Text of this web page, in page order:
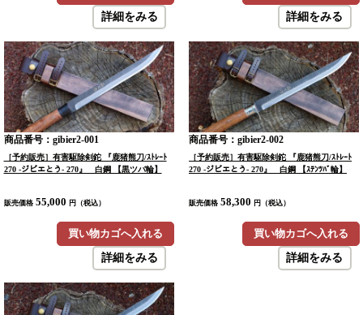
詳細をみる
詳細をみる
商品番号：gibier2-001
［予約販売］有害駆除剣鉈 『鹿猪熊刀/ｽﾄﾚｰﾄ
270 -ジビエとう- 270』 白鋼 【黒ツバ輪】
販売価格 55,000 円（税込）
買い物カゴへ入れる
詳細をみる
商品番号：gibier2-002
［予約販売］有害駆除剣鉈 『鹿猪熊刀/ｽﾄﾚｰﾄ
270 -ジビエとう- 270』 白鋼 【ｽﾃﾝﾂﾊﾞ輪】
販売価格 58,300 円（税込）
買い物カゴへ入れる
詳細をみる